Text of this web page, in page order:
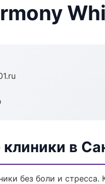
в
без боли и